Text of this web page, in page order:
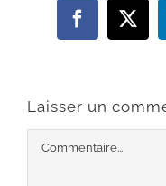
Facebook
X
Laisser un
Commentaire